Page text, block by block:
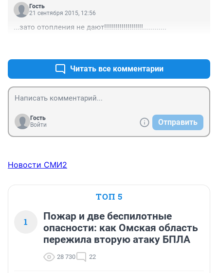
Гость
21 сентября 2015, 12:56
...зато отопления не дают!!!!!!!!!!!!!!!!!!!!............
Читать все комментарии
Гость
Войти
Отправить
Новости СМИ2
ТОП 5
1
Пожар и две беспилотные
опасности: как Омская область
пережила вторую атаку БПЛА
28 730 22